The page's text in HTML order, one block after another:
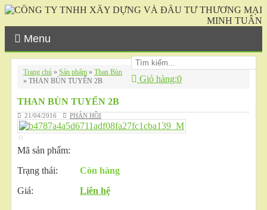
Menu
Giỏ hàng:0
Trang chủ » Sản phẩm » Than Bùn
» THAN BÙN TUYỂN 2B
THAN BÙN TUYỂN 2B
21/04/2016 PHẢN HỒI
Mã sản phẩm:
Trạng thái:
Còn hàng
Giá:
Liên hệ